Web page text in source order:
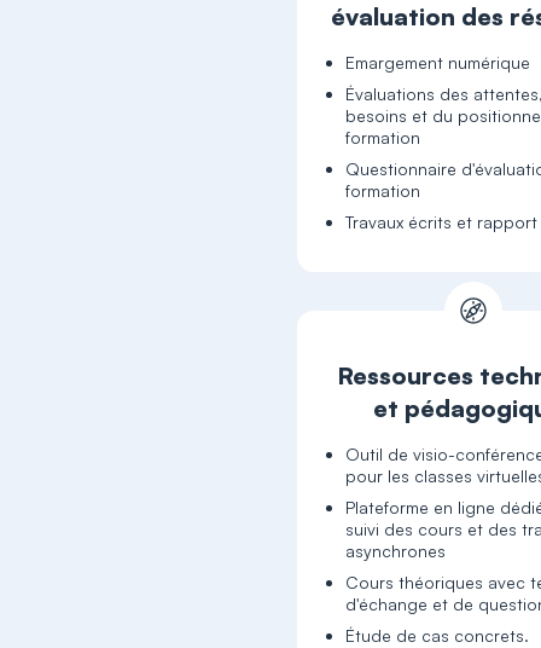
évaluation des
Emargement numérique
Évaluations des
besoins et du
formation
Questionnaire
formation
Travaux écrits et
Ressources
et
Outil de visio-
pour les classes
Plateforme en ligne
suivi des cours et des
asynchrones
Cours théoriques avec
d'échange et de
Étude de cas concrets.